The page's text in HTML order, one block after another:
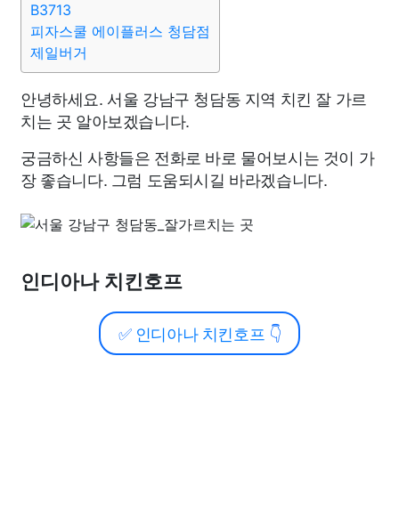
B3713
피자스쿨 에이플러스 청담점
제일버거
안녕하세요. 서울 강남구 청담동 지역 치킨 잘 가르
치는 곳 알아보겠습니다.
궁금하신 사항들은 전화로 바로 물어보시는 것이 가
장 좋습니다. 그럼 도움되시길 바라겠습니다.
인디아나 치킨호프
✅ 인디아나 치킨호프 👇